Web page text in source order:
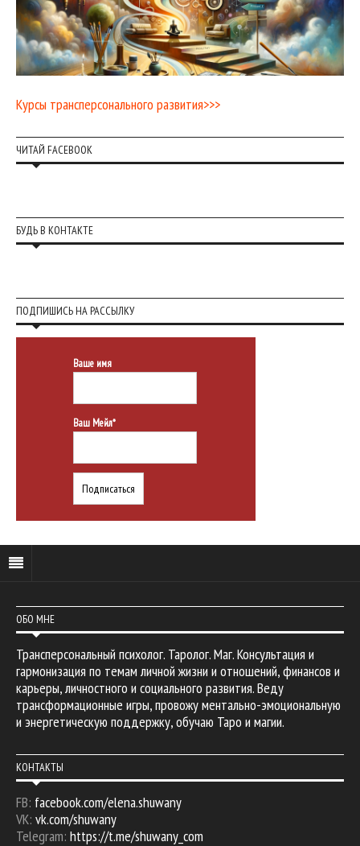
Курсы трансперсонального развития>>>
ЧИТАЙ FACEBOOK
БУДЬ В КОНТАКТЕ
ПОДПИШИСЬ НА РАССЫЛКУ
Ваше имя
Ваш Мейл*
ОБО МНЕ
Трансперсональный психолог. Таролог. Маг. Консультация и
гармонизация по темам личной жизни и отношений, финансов и
карьеры, личностного и социального развития. Веду
трансформационные игры, провожу ментально-эмоциональную
и энергетическую поддержку, обучаю Таро и магии.
КОНТАКТЫ
FB: facebook.com/elena.shuwany
VK: vk.com/shuwany
Telegram: https://t.me/shuwany_com